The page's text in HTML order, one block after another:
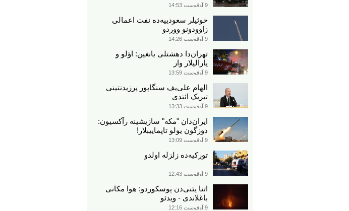
9 آوقوست 14:53
حوثیلر سعودییه‌ده نفت اعمالی
زاوودونو ووردو
9 آوقوست 14:26
تهران‌دا دهشتلی یانغین: اؤلو و
یارالیلار وار
9 آوقوست 13:59
الهام علی‌یف سنگاپور پرزیدنتینی
تبریک ائتدی
9 آوقوست 13:33
ایران‌دان "مکه" سازیشینه رآکسیون:
دوزگون یولو تاپماییبلار!
9 آوقوست 13:09
تورکیه‌ده زلزله اولدو
9 آوقوست 12:43
اتنا یئنی‌دن پوسکوردو: هوا مکانی
باغلاندی - ویدئو
9 آوقوست 12:16